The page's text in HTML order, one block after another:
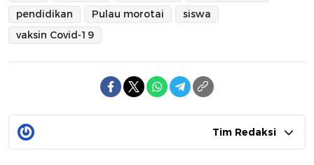
pendidikan
Pulau morotai
siswa
vaksin Covid-19
Tim Redaksi